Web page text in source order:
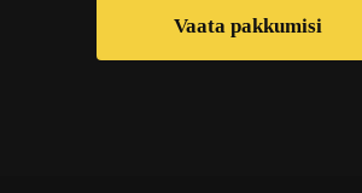
Vaata pakkumisi